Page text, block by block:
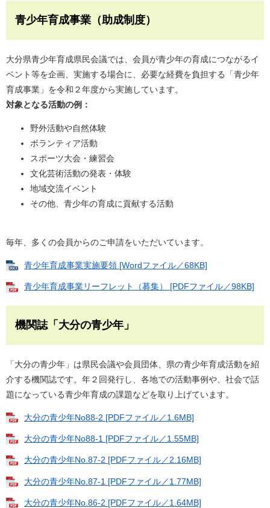
青少年育成事業（助成制度）
大分県青少年育成県民会議では、会員が青少年の育成につながるイ
ベント等を企画、実施する場合に、必要な経費を負担する「青少年
育成事業」を令和２年度から実施しています。
対象となる活動の例：
野外活動や自然体験
ボランティア活動
スポーツ大会・練習会
文化芸術活動の発表・体験
地域交流イベント
その他、青少年の育成に貢献する活動
毎年、多くの会員からのご申請をいただいています。
青少年育成事業実施要領 [Wordファイル／68KB]
青少年育成事業リーフレット（募集） [PDFファイル／98KB]
機関誌「大分の青少年」
「大分の青少年」は県民会議や会員団体、県の青少年育成活動を紹
介する機関誌です。年２回発行し、各地での活動事例や、社会で話
題になっている青少年育成の課題などを取り上げています。
大分の青少年No88-2 [PDFファイル／1.6MB]
大分の青少年No88-1 [PDFファイル／1.55MB]
大分の青少年No.87-2 [PDFファイル／2.16MB]
大分の青少年No.87-1 [PDFファイル／1.77MB]
大分の青少年No.86-2 [PDFファイル／1.64MB]